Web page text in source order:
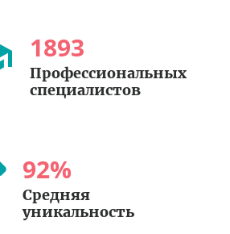
1893
Профессиональных
специалистов
92%
Средняя
уникальность